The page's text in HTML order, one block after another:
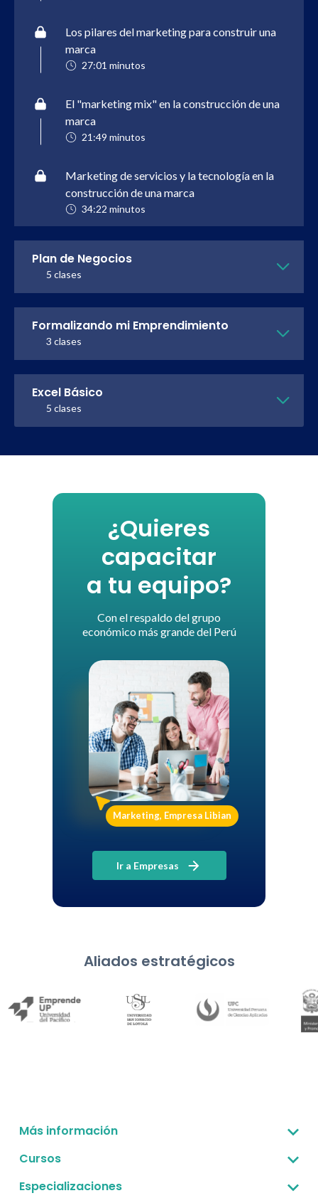
Los pilares del marketing para construir una
marca
27:01 minutos
El "marketing mix" en la construcción de una
marca
21:49 minutos
Marketing de servicios y la tecnología en la
construcción de una marca
34:22 minutos
Plan de Negocios
5 clases
Formalizando mi Emprendimiento
3 clases
Excel Básico
5 clases
¿Quieres
capacitar
a tu equipo?
Con el respaldo del grupo
económico más grande del Perú
Marketing, Empresa Libian
Ir a Empresas
Aliados estratégicos
Más información
Sobre nosotros
Cursos
Gestión estratégica
Especializaciones